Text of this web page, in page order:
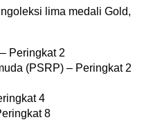
lima medali Gold,
Peringkat 2
(PSRP) – Peringkat 2
4
8